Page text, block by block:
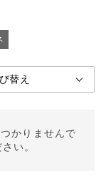
かりませんで
い。